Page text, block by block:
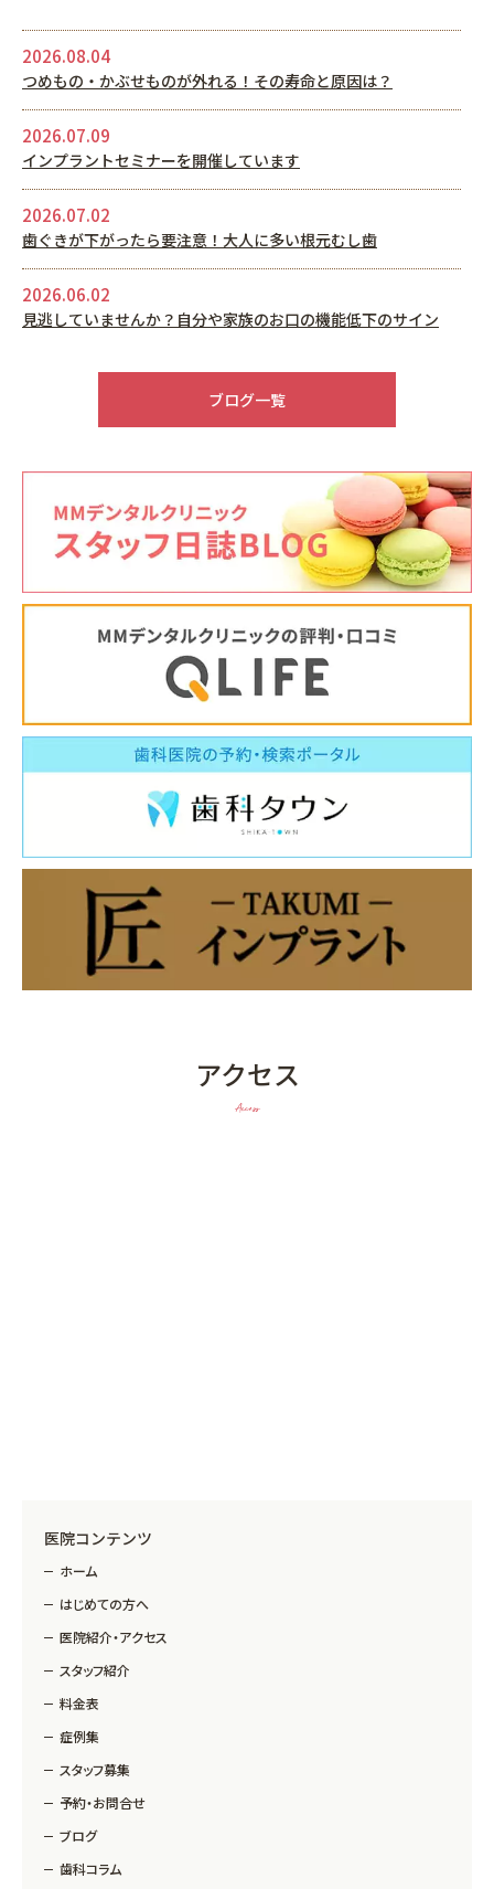
2026.08.04
つめもの・かぶせものが外れる！その寿命と原因は？
2026.07.09
インプラントセミナーを開催しています
2026.07.02
歯ぐきが下がったら要注意！大人に多い根元むし歯
2026.06.02
見逃していませんか？自分や家族のお口の機能低下のサイン
2026.05.22
ブログ一覧
アクセス
Access
医院コンテンツ
ホーム
はじめての方へ
医院紹介・アクセス
スタッフ紹介
料金表
症例集
スタッフ募集
予約・お問合せ
ブログ
歯科コラム